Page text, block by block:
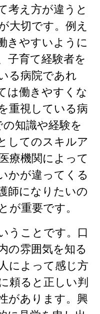
考え方が違うと
大切です。例え
きやすいように
子育て経験者を
る病院であれ
は働きやすくな
重視している病
知識や経験を
してのスキルア
療機関によって
かが違ってくる
師になりたいの
重要です。
うことです。口
の雰囲気を知る
によって感じ方
頼ると正しい判
があります。興